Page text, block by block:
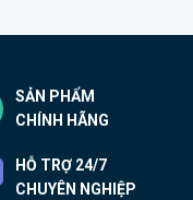
SẢN PHẨM
CHÍNH HÃNG
HỖ TRỢ 24/7
CHUYÊN NGHIỆP